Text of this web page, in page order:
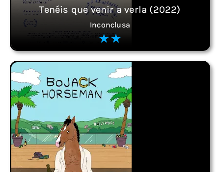
Tenéis que venir a verla (2022)
Inconclusa